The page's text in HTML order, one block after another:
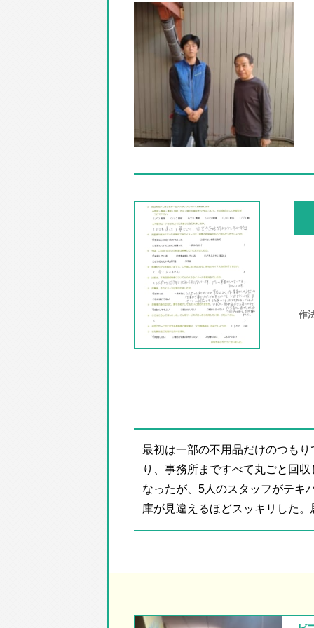
最初は一部の不用品だけのつも
り、事務所まですべて丸ごと回
なったが、5人のスタッフがテキ
庫が見違えるほどスッキリした